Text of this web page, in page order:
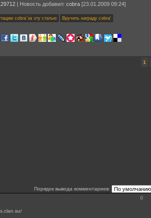
| Новость добавил: cobra [23.01.2009 09:24]
1
Порядок вывода комментариев:
0